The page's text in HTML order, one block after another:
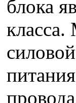
блока